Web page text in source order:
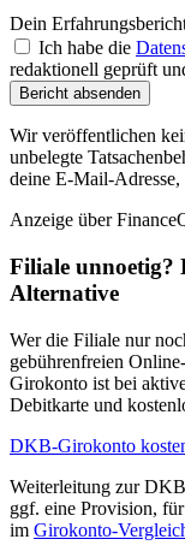
Dein
Ich habe die
redaktionell geprüft
Bericht absenden
Wir veröffentlichen
unbelegte
deine E-Mail-
Anzeige über
Filiale unnoetig?
Alternative
Wer die Filiale nur
gebührenfreien
Girokonto ist bei
Debitkarte und
DKB-Girokonto
Weiterleitung zur
ggf. eine Provision,
im Girokonto-